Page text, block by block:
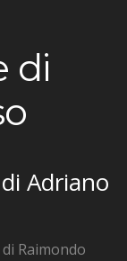
di
Adriano
Raimondo